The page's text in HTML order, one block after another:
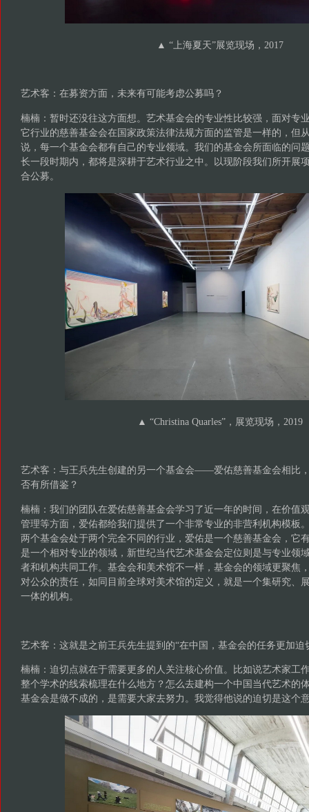
▲ “上海夏天”展览现场，2017
艺术客：在募资方面，未来有可能考虑公募吗？
楠楠：暂时还没往这方面想。艺术基金会的专业性比较强，面对专
它行业的慈善基金会在国家政策法律法规方面的监管是一样的，但
说，每一个基金会都有自己的专业领域。我们的基金会所面临的问
长一段时期内，都将是深耕于艺术行业之中。以现阶段我们所开展
合公募。
▲ “Christina Quarles”，展览现场，2019
艺术客：与王兵先生创建的另一个基金会——爱佑慈善基金会相比
否有所借鉴？
楠楠：我们的团队在爱佑慈善基金会学习了近一年的时间，在价值
管理等方面，爱佑都给我们提供了一个非常专业的非营利机构模板
两个基金会处于两个完全不同的行业，爱佑是一个慈善基金会，它
是一个相对专业的领域，新世纪当代艺术基金会定位则是与专业领
者和机构共同工作。基金会和美术馆不一样，基金会的领域更聚焦
对公众的责任，如同目前全球对美术馆的定义，就是一个集研究、
一体的机构。
艺术客：这就是之前王兵先生提到的“在中国，基金会的任务更加迫
楠楠：迫切点就在于需要更多的人关注核心价值。比如说艺术家工
整个学术的线索梳理在什么地方？怎么去建构一个中国当代艺术的
基金会是做不成的，是需要大家去努力。我觉得他说的迫切是这个